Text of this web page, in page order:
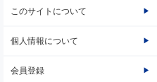
このサイトについて
個人情報について
会員登録